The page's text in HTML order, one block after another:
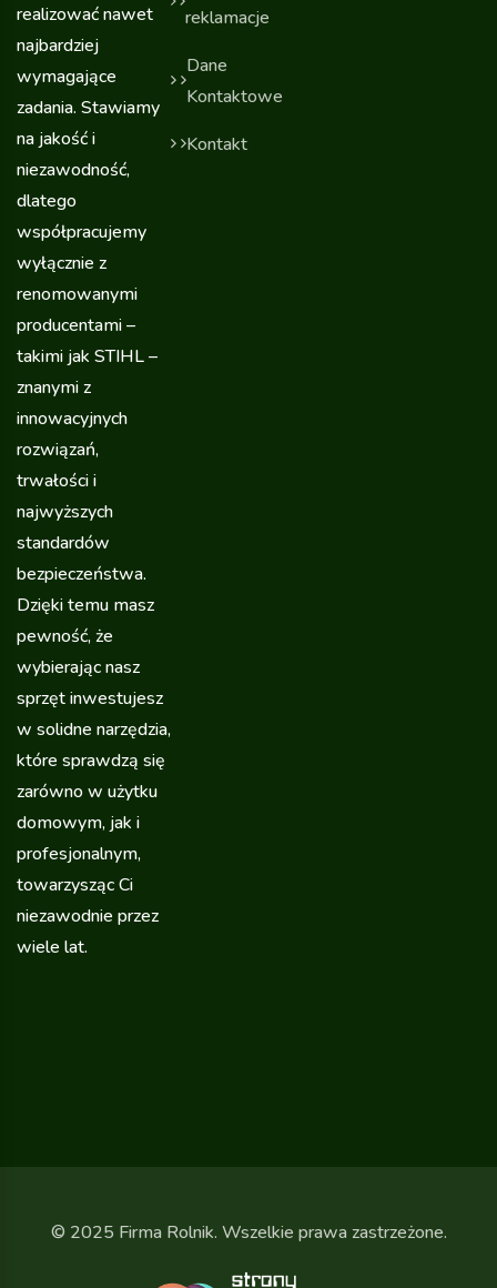
realizować nawet
najbardziej
wymagające
zadania. Stawiamy
na jakość i
niezawodność,
dlatego
współpracujemy
wyłącznie z
renomowanymi
producentami –
takimi jak STIHL –
znanymi z
innowacyjnych
rozwiązań,
trwałości i
najwyższych
standardów
bezpieczeństwa.
Dzięki temu masz
pewność, że
wybierając nasz
sprzęt inwestujesz
w solidne narzędzia,
które sprawdzą się
zarówno w użytku
domowym, jak i
profesjonalnym,
towarzysząc Ci
niezawodnie przez
wiele lat.
reklamacje
Dane
Kontaktowe
Kontakt
© 2025 Firma Rolnik. Wszelkie prawa zastrzeżone.